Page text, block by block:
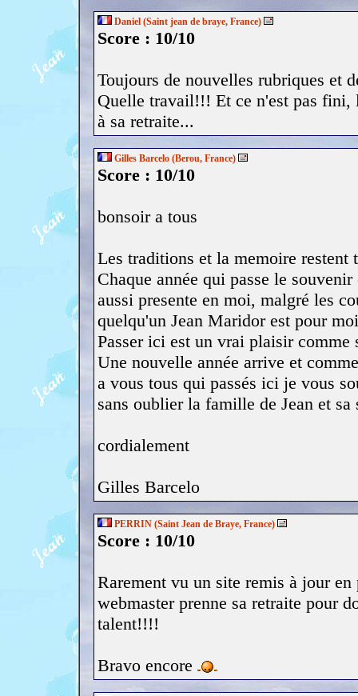
Daniel (Saint jean de braye, France)
Score : 10/10
Toujours de nouvelles rubriques et
Quelle travail!!! Et ce n'est pas fini,
à sa retraite...
Gilles Barcelo (Berou, France)
Score : 10/10
bonsoir a tous
Les traditions et la memoire
Chaque année qui passe le
aussi presente en moi, malgré les
quelqu'un Jean Maridor est pour
Passer ici est un vrai plaisir
Une nouvelle année arrive et
a vous tous qui passés ici je vous
sans oublier la famille de Jean et
cordialement
Gilles Barcelo
PERRIN (Saint Jean de Braye, France)
Score : 10/10
Rarement vu un site remis à jour
webmaster prenne sa retraite pour
talent!!!!
Bravo encore